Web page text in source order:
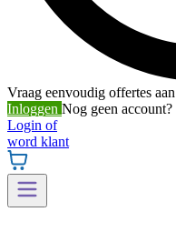
Vraag eenvoudig offertes aan
Inloggen Nog geen account?
Login of
word klant